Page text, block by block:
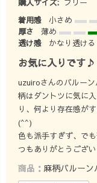
購入サイズ: フリー
着用感
小さめ
厚さ
薄め
透け感
かなり透ける
お気に入りです♪
uzuiroさんのバルー
柄はダントツに気に
り、何より存在感が
(⁠^⁠^⁠)
色も派手すぎず、で
つもありがとうござ
商品： 麻柄バルー